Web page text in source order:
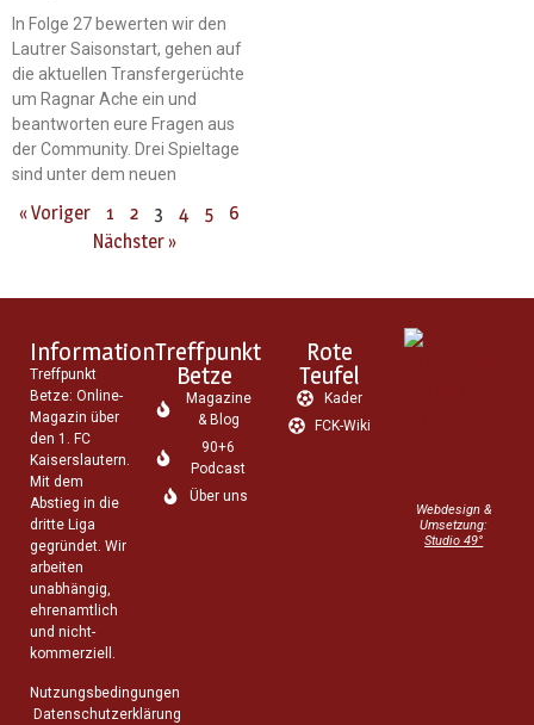
In Folge 27 bewerten wir den
Lautrer Saisonstart, gehen auf
die aktuellen Transfergerüchte
um Ragnar Ache ein und
beantworten eure Fragen aus
der Community. Drei Spieltage
sind unter dem neuen
« Voriger 1 2 3 4 5
6
Nächster »
Information
Treffpunkt
Betze: Online-
Magazin über
den 1. FC
Kaiserslautern.
Mit dem
Abstieg in die
dritte Liga
gegründet. Wir
arbeiten
unabhängig,
ehrenamtlich
und nicht-
kommerziell.
Nutzungsbedingungen
Datenschutzerklärung
Treffpunkt
Betze
Magazine
& Blog
90+6
Podcast
Über uns
Rote
Teufel
Kader
FCK-Wiki
Webdesign &
Umsetzung:
Studio 49°